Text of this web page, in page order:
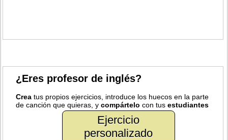
¿Eres profesor de inglés?
Crea tus propios ejercicios, introduce los huecos en la parte
de canción que quieras, ycompártelo con tusestudiantes
Ejercicio
personalizado